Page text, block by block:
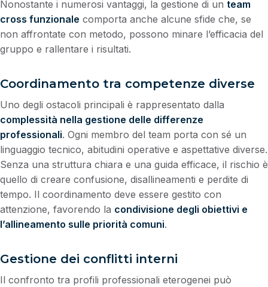
Nonostante i numerosi vantaggi, la gestione di un team
cross funzionale comporta anche alcune sfide che, se
non affrontate con metodo, possono minare l’efficacia del
gruppo e rallentare i risultati.
Coordinamento tra competenze diverse
Uno degli ostacoli principali è rappresentato dalla
complessità nella gestione delle differenze
professionali. Ogni membro del team porta con sé un
linguaggio tecnico, abitudini operative e aspettative diverse.
Senza una struttura chiara e una guida efficace, il rischio è
quello di creare confusione, disallineamenti e perdite di
tempo. Il coordinamento deve essere gestito con
attenzione, favorendo la condivisione degli obiettivi e
l’allineamento sulle priorità comuni.
Gestione dei conflitti interni
Il confronto tra profili professionali eterogenei può